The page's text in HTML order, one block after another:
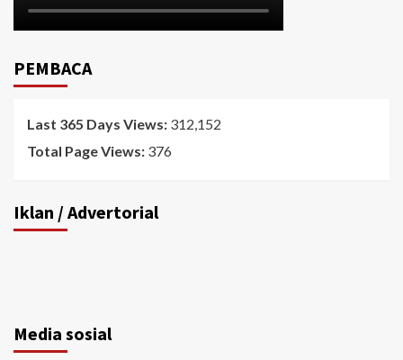
PEMBACA
Last 365 Days Views: 312,152
Total Page Views: 376
Iklan / Advertorial
Media sosial